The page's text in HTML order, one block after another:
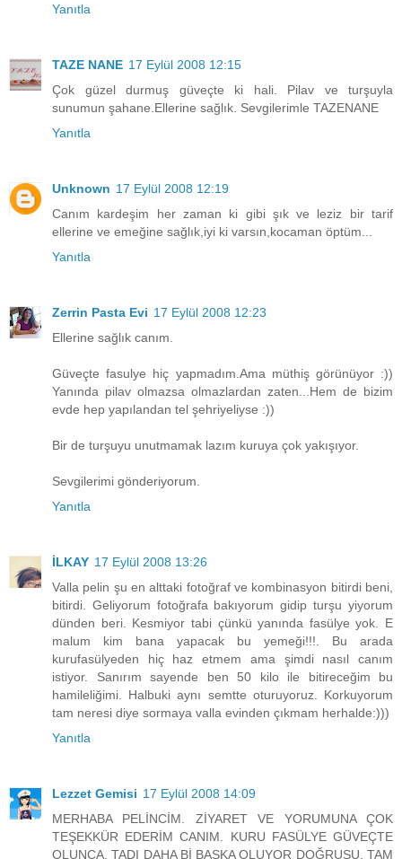
Yanıtla
TAZE NANE 17 Eylül 2008 12:15
Çok güzel durmuş güveçte ki hali. Pilav ve turşuyla
sunumun şahane.Ellerine sağlık. Sevgilerimle TAZENANE
Yanıtla
Unknown 17 Eylül 2008 12:19
Canım kardeşim her zaman ki gibi şık ve leziz bir tarif
ellerine ve emeğine sağlık,iyi ki varsın,kocaman öptüm...
Yanıtla
Zerrin Pasta Evi 17 Eylül 2008 12:23
Ellerine sağlık canım.
Güveçte fasulye hiç yapmadım.Ama müthiş görünüyor :))
Yanında pilav olmazsa olmazlardan zaten...Hem de bizim
evde hep yapılandan tel şehriyeliyse :))
Bir de turşuyu unutmamak lazım kuruya çok yakışıyor.
Sevgilerimi gönderiyorum.
Yanıtla
İLKAY 17 Eylül 2008 13:26
Valla pelin şu en alttaki fotoğraf ve kombinasyon bitirdi beni,
bitirdi. Geliyorum fotoğrafa bakıyorum gidip turşu yiyorum
dünden beri. Kesmiyor tabi çünkü yanında fasülye yok. E
malum kim bana yapacak bu yemeği!!!. Bu arada
kurufasülyeden hiç haz etmem ama şimdi nasıl canım
istiyor. Sanırım sayende ben 50 kilo ile bitireceğim bu
hamileliğimi. Halbuki aynı semtte oturuyoruz. Korkuyorum
tam neresi diye sormaya valla evinden çıkmam herhalde:)))
Yanıtla
Lezzet Gemisi 17 Eylül 2008 14:09
MERHABA PELİNCİM. ZİYARET VE YORUMUNA ÇOK
TEŞEKKÜR EDERİM CANIM. KURU FASÜLYE GÜVEÇTE
OLUNCA, TADI DAHA Bİ BAŞKA OLUYOR DOĞRUSU. TAM